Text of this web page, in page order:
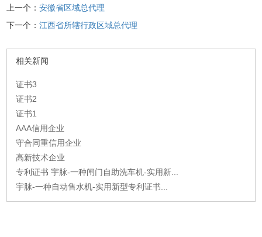
上一个：安徽省区域总代理
下一个：江西省所辖行政区域总代理
相关新闻
证书3
证书2
证书1
AAA信用企业
守合同重信用企业
高新技术企业
专利证书 宇脉-一种闸门自助洗车机-实用新...
宇脉-一种自动售水机-实用新型专利证书...